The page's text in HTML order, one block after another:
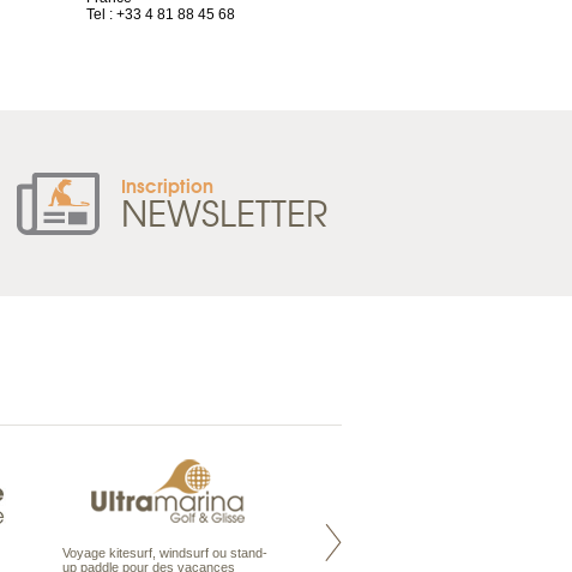
Tel : +33 4 81 88 45 68
Inscription
NEWSLETTER
Voyage kitesurf, windsurf ou stand-
up paddle pour des vacances
Maldives à la Carte propose tous